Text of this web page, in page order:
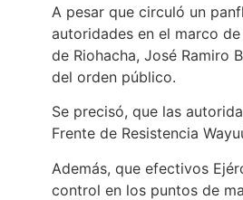
A pesar que circuló un
autoridades en el marco
de Riohacha, José Ramiro
del orden público.
Se precisó, que las
Frente de Resistencia
Además, que efectivos
control en los puntos de